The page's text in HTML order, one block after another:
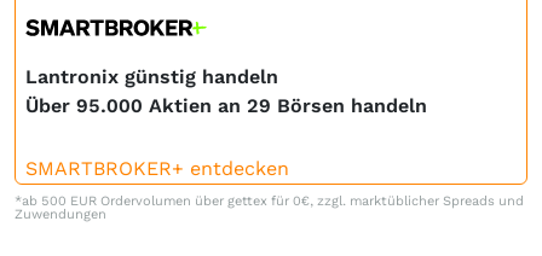
Lantronix günstig handeln
Über 95.000 Aktien an 29 Börsen handeln
SMARTBROKER+ entdecken
*ab 500 EUR Ordervolumen über gettex für 0€, zzgl. marktüblicher Spreads und
Zuwendungen